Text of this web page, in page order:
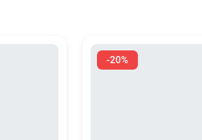
-20%